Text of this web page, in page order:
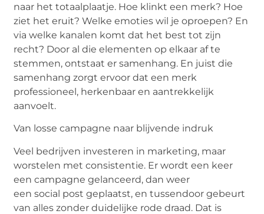
naar het totaalplaatje. Hoe klinkt een merk? Hoe
ziet het eruit? Welke emoties wil je oproepen? En
via welke kanalen komt dat het best tot zijn
recht? Door al die elementen op elkaar af te
stemmen, ontstaat er samenhang. En juist die
samenhang zorgt ervoor dat een merk
professioneel, herkenbaar en aantrekkelijk
aanvoelt.
Van losse campagne naar blijvende indruk
Veel bedrijven investeren in marketing, maar
worstelen met consistentie. Er wordt een keer
een campagne gelanceerd, dan weer
eensocial post geplaatst, en tussendoor gebeurt
van alles zonder duidelijke rode draad. Dat is